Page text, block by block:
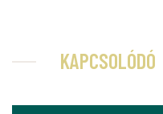
KAPCSOLÓDÓ